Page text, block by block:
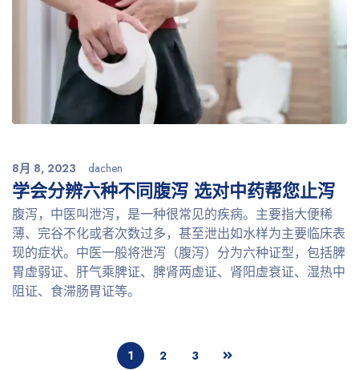
8月 8, 2023 dachen
学会分辨六种不同腹泻 选对中药帮您止泻
腹泻，中医叫泄泻，是一种很常见的疾病。主要指大便稀
薄、完谷不化或者次数过多，甚至泄出如水样为主要临床表
现的症状。中医一般将泄泻（腹泻）分为六种证型，包括脾
胃虚弱证、肝气乘脾证、脾肾两虚证、肾阳虚衰证、湿热中
阻证、食滞肠胃证等。
1 2 3